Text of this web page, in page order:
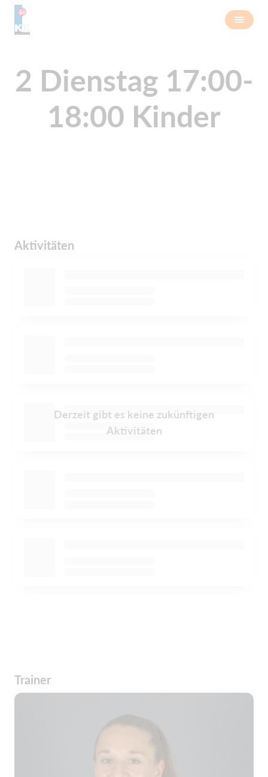
2 Dienstag 17:00-
18:00 Kinder
Aktivitäten
Derzeit gibt es keine zukünftigen
Aktivitäten
Trainer